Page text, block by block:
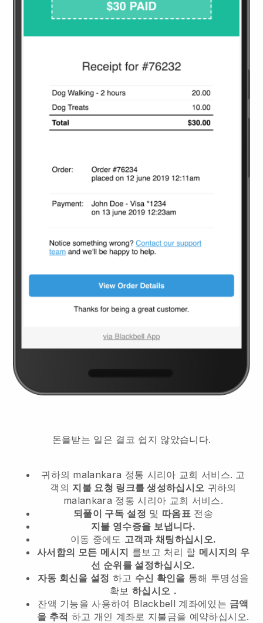
돈을받는 일은 결코 쉽지 않았습니다.
귀하의 malankara 정통 시리아 교회 서비스. 고
객의 지불 요청 링크를 생성하십시오 귀하의
malankara 정통 시리아 교회 서비스.
되풀이 구독 설정 및 따옴표 전송
지불 영수증을 보냅니다.
이동 중에도 고객과 채팅하십시오.
사서함의 모든 메시지 를보고 처리 할 메시지의 우
선 순위를 설정하십시오.
자동 회신을 설정 하고 수신 확인을 통해 투명성을
확보하십시오 .
잔액 기능을 사용하여 Blackbell 계좌에있는 금액
을 추적 하고 개인 계좌로 지불금을 예약하십시오.